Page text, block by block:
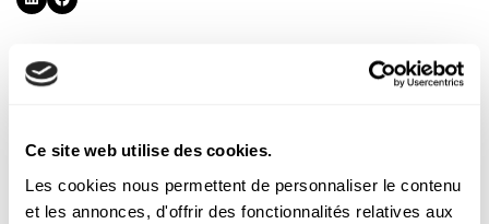
Ce site web utilise des cookies.
Les cookies nous permettent de personnaliser le contenu
et les annonces, d'offrir des fonctionnalités relatives aux